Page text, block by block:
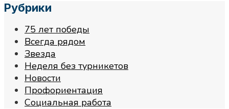
Рубрики
75 лет победы
Всегда рядом
Звезда
Неделя без турникетов
Новости
Профориентация
Социальная работа